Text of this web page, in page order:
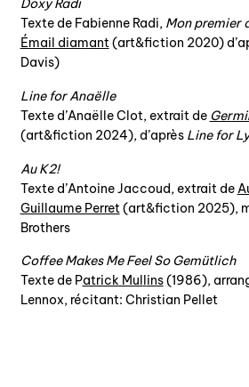
Doxy Radi
Texte de Fabienne Radi, Mon premier
Émail diamant(art&fiction 2020)
Davis)
Line for Anaëlle
Texte d’Anaëlle Clot, extrait de
(art&fiction 2024), d’après Line for
Au K2!
Texte d’Antoine Jaccoud, extrait de
Guillaume Perret(art&fiction 2025),
Brothers
Coffee Makes Me Feel So Gemütlich
Texte de Patrick Mul ins(1986),
Lennox, récitant: Christian Pellet